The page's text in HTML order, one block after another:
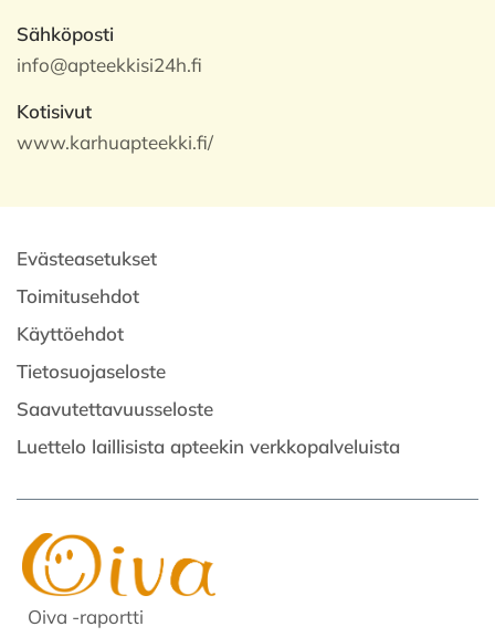
Sähköposti
info@apteekkisi24h.fi
Kotisivut
www.karhuapteekki.fi/
Evästeasetukset
Toimitusehdot
Käyttöehdot
Tietosuojaseloste
Saavutettavuusseloste
Luettelo laillisista apteekin verkkopalveluista
Oiva -raportti